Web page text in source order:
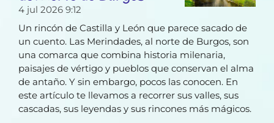
4 jul 2026 9:12
Un rincón de Castilla y León que parece sacado de
un cuento. Las Merindades, al norte de Burgos, son
una comarca que combina historia milenaria,
paisajes de vértigo y pueblos que conservan el alma
de antaño. Y sin embargo, pocos las conocen. En
este artículo te llevamos a recorrer sus valles, sus
cascadas, sus leyendas y sus rincones más mágicos.